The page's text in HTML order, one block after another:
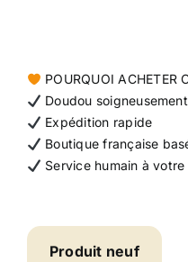
POURQUOI ACHETER
Doudou
Expédition rapide
Boutique française
Service humain à
Produit neuf